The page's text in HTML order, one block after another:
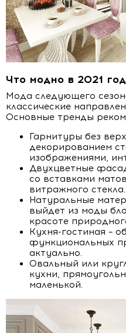
Что модно в 2021
Мода следующего
классические
Основные тренды
Гарнитуры без
декорированием
изображениями,
Двухцветные
со вставками
витражного стекла.
Натуральные
выйдет из моды
красоте
Кухня-гостиная –
функциональных
актуально.
Овальный или
кухни,
маленькой.